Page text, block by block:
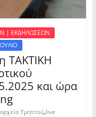
| ΕΚΔΗΛΩΣΕΩΝ
ΤΑΚΤΙΚΗ
και ώρα
Υμηττού,live